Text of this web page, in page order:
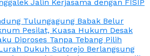
Jalin Kerjasama dengan FISIP
Tulungagung Babak Belur
Pesilat, Kuasa Hukum Desak
Diproses Tanpa Tebang Pilih
Dukuh Sutorejo Berlangsung